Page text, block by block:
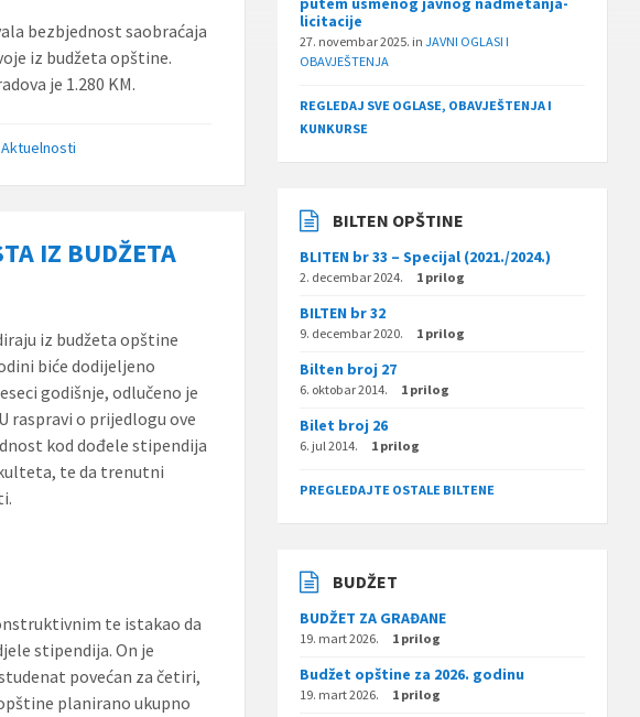
bezbjednost saobraćaja
iz budžeta opštine.
je 1.280 KM.
Aktuelnosti
IZ BUDŽETA
iz budžeta opštine
biće dodijeljeno
godišnje, odlučeno je
raspravi o prijedlogu ove
kod dođele stipendija
te da trenutni
te istakao da
stipendija. On je
povećan za četiri,
planirano ukupno
licitacije
27. novembar 2025. inJAVNI OGLASI I
OBAVJEŠTENJA
REGLEDAJ SVE OGLASE, OBAVJEŠTENJA I
KUNKURSE
BILTEN OPŠTINE
BLITEN br 33 – Specijal (2021./2024.)
2. decembar 2024. 1 prilog
BILTEN br 32
9. decembar 2020. 1 prilog
Bilten broj 27
6. oktobar 2014. 1 prilog
Bilet broj 26
6. jul 2014. 1 prilog
PREGLEDAJTE OSTALE BILTENE
BUDŽET
BUDŽET ZA GRAĐANE
19. mart 2026. 1 prilog
Budžet opštine za 2026. godinu
19. mart 2026. 1 prilog